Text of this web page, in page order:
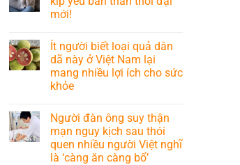
mới!
Ít người biết loại quả dân
dã này ở Việt Nam lại
mang nhiều lợi ích cho sức
khỏe
Người đàn ông suy thận
mạn nguy kịch sau thói
quen nhiều người Việt nghĩ
là ‘càng ăn càng bổ’